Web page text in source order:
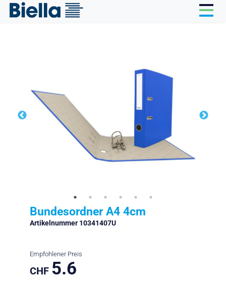
Bundesordner A4 4cm
Artikelnummer 10341407U
Empfohlener Preis
CHF 5.6
Cookie-Einstellungen